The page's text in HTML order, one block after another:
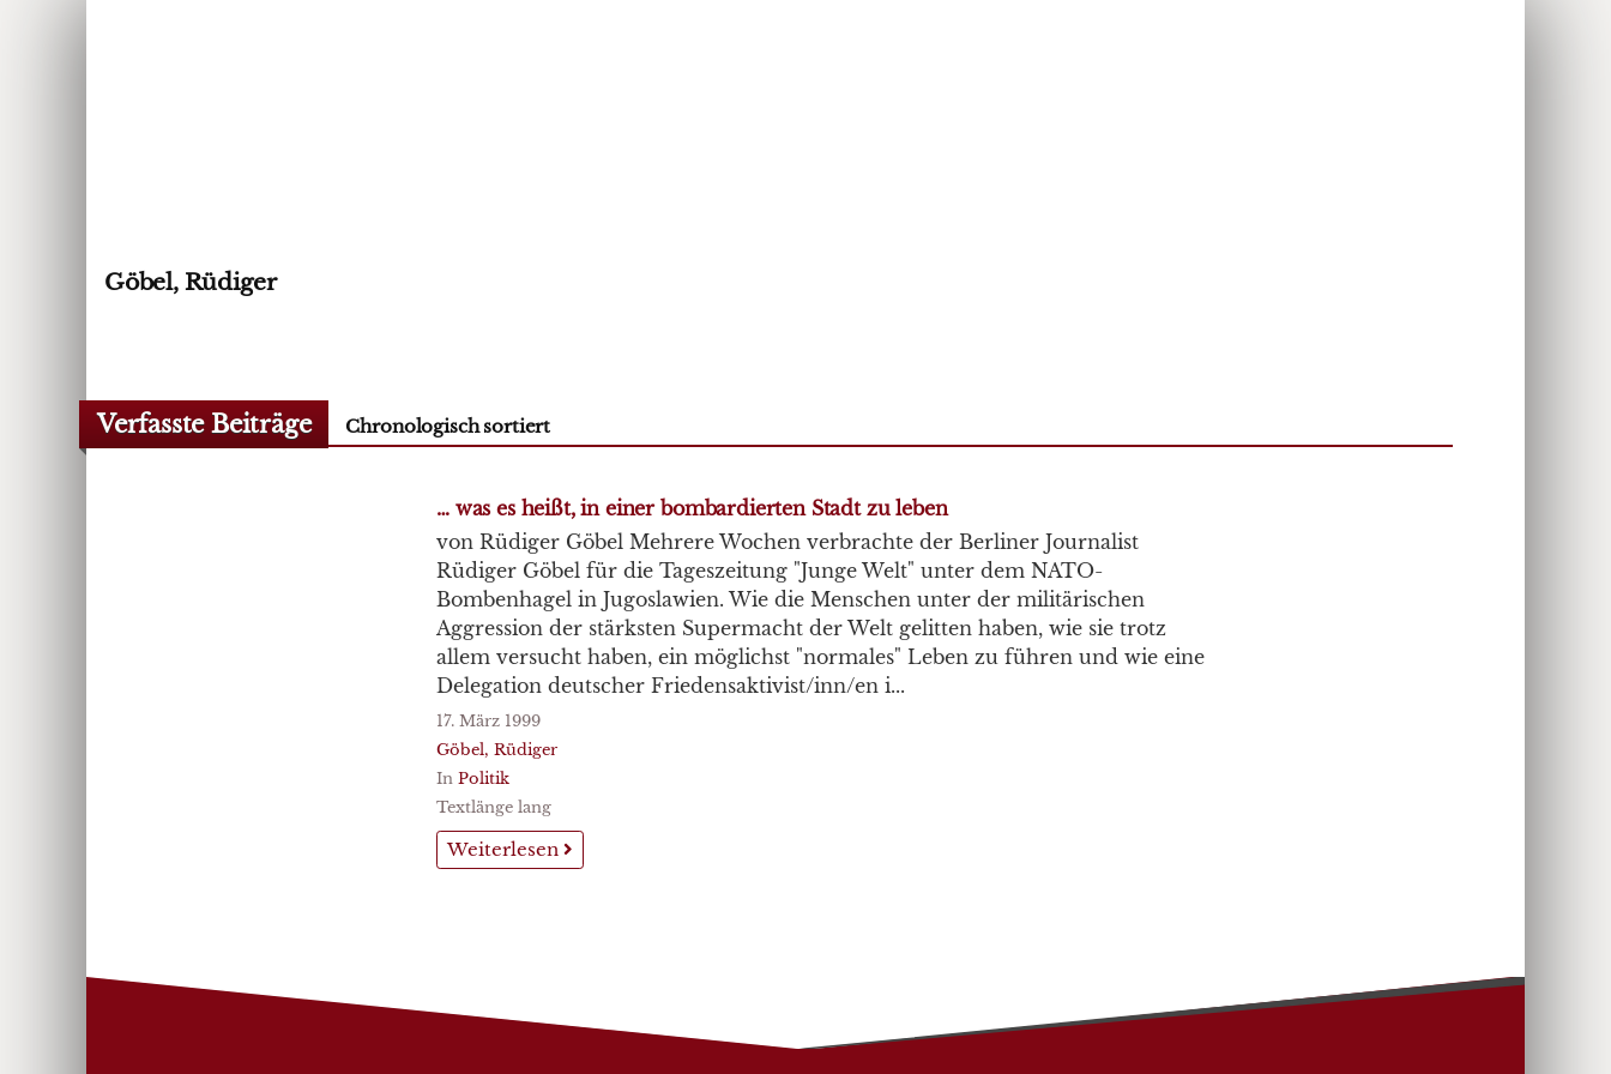
Göbel, Rüdiger
Verfasste Beiträge Chronologisch sortiert
… was es heißt, in einer bombardierten Stadt zu leben
von Rüdiger Göbel Mehrere Wochen verbrachte der Berliner Journalist
Rüdiger Göbel für die Tageszeitung "Junge Welt" unter dem NATO-
Bombenhagel in Jugoslawien. Wie die Menschen unter der militärischen
Aggression der stärksten Supermacht der Welt gelitten haben, wie sie trotz
allem versucht haben, ein möglichst "normales" Leben zu führen und wie eine
Delegation deutscher Friedensaktivist/inn/en i...
17. März 1999
Göbel, Rüdiger
In Politik
Textlänge lang
Weiterlesen